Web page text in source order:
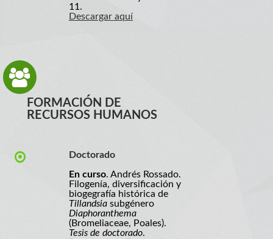
11.
Descargar aquí
FORMACIÓN DE
RECURSOS HUMANOS
Doctorado
En curso. Andrés Rossado.
Filogenía, diversificación y
biogegrafía histórica de
Tillandsia subgénero
Diaphoranthema
(Bromeliaceae, Poales).
Tesis de doctorado.